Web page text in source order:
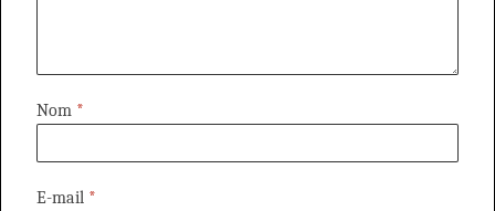
Nom *
E-mail *